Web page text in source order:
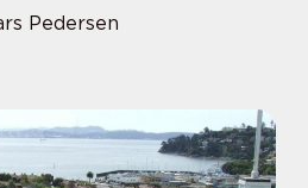
Pedersen